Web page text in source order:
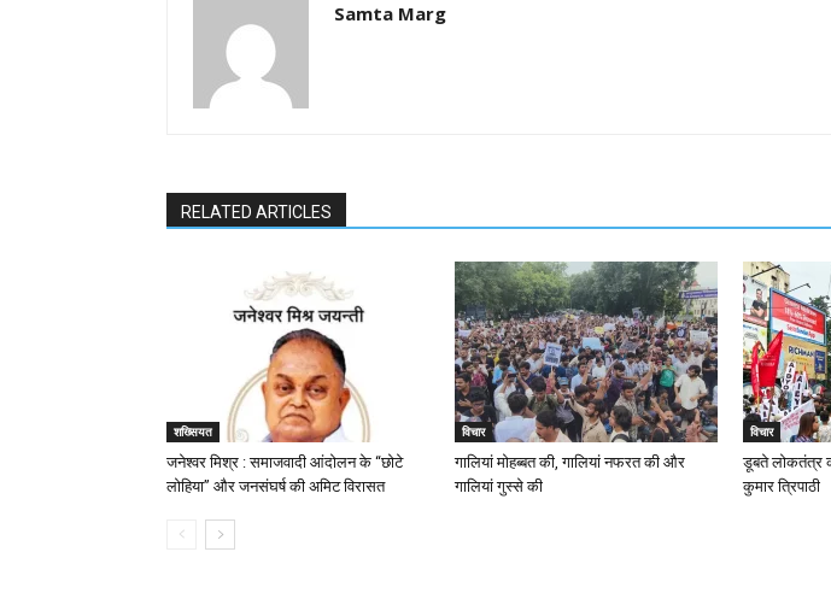
Samta Marg
RELATED ARTICLES
शख्सियत
जनेश्वर मिश्र : समाजवादी आंदोलन के “छोटे
लोहिया” और जनसंघर्ष की अमिट विरासत
विचार
गालियां मोहब्बत की, गालियां नफरत की और
गालियां गुस्से की
विचार
डूबते लोकतंत्र
कुमार त्रिपाठी